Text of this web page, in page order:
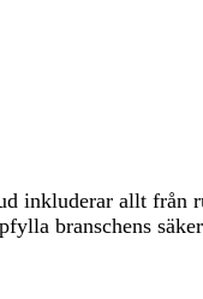
inkluderar allt från
branschens